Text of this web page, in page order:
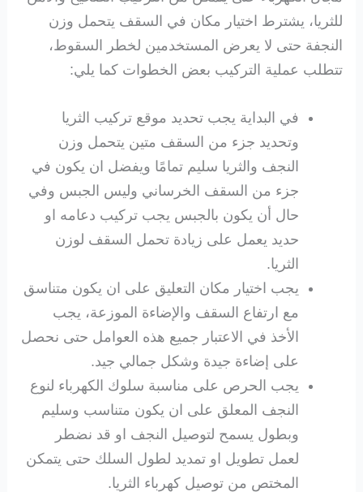
للثريا، يشترط اختيار مكان في السقف يتحمل وزن
النجفة حتى لا يعرض المستخدمين لخطر السقوط،
تتطلب عملية التركيب بعض الخطوات كما يلي:
في البداية يجب تحديد موقع تركيب الثريا
وتحديد جزء من السقف متين يتحمل وزن
النجف والثريا سليم تمامًا ويفضل ان يكون في
جزء من السقف الخرساني وليس الجبس وفي
حال أن يكون بالجبس يجب تركيب دعامه او
حديد يعمل على زيادة تحمل السقف لوزن
الثريا.
يجب اختيار مكان التعليق على ان يكون متناسق
مع ارتفاع السقف والإضاءة الموزعة، يجب
الأخذ في الاعتبار جميع هذه العوامل حتى نحصل
على إضاءة جيدة وشكل جمالي جيد.
يجب الحرص على مناسبة سلوك الكهرباء لنوع
النجف المعلق على ان يكون متناسب وسليم
وبطول يسمح لتوصيل النجف او قد نضطر
لعمل تطويل او تمديد لطول السلك حتى يتمكن
المختص من توصيل كهرباء الثريا.